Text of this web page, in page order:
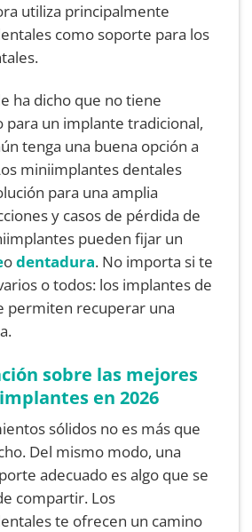
utiliza principalmente
como soporte para los
ha dicho que no tiene
para un implante tradicional,
tenga una buena opción a
miniimplantes dentales
para una amplia
y casos de pérdida de
pueden fijar un
odentadura. No importa si te
o todos: los implantes de
permiten recuperar una
sobre las mejores
en 2026
sólidos no es más que
Del mismo modo, una
adecuado es algo que se
compartir. Los
te ofrecen un camino